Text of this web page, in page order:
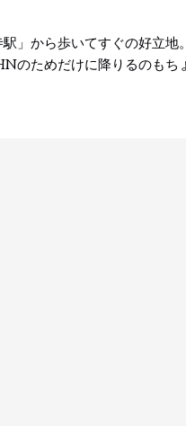
」から歩いてすぐの好立地
のためだけに降りるのもち